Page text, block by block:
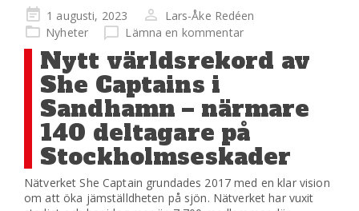
Publicerad
på
1 augusti, 2023
Lars-Åke Redéen
Nyheter
Lämna en kommentar
Nytt världsrekord av
She Captains i
Sandhamn – närmare
140 deltagare på
Stockholmseskader
Nätverket She Captain grundades 2017 med en klar vision
om att öka jämställdheten på sjön. Nätverket har vuxit